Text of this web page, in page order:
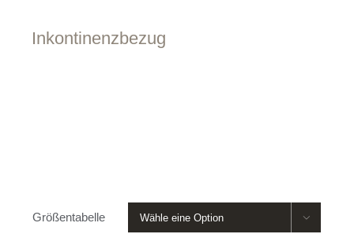
Inkontinenzbezug
Größentabelle 